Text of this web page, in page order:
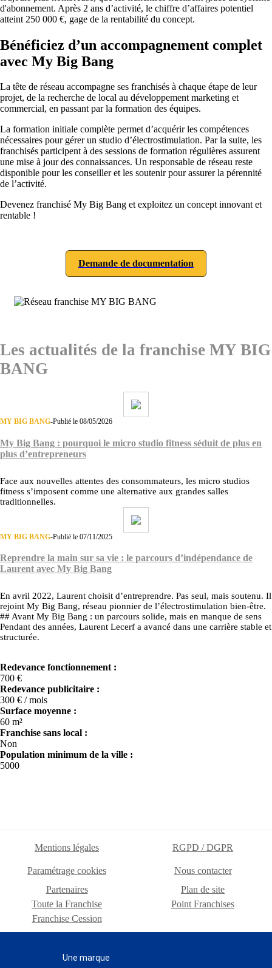
d'abonnement. Après 2 ans d’activité, le chiffre d’affaires potentiel
atteint 250 000 €, gage de la rentabilité du concept.
Bénéficiez d’un accompagnement complet
avec My Big Bang
La tête de réseau accompagne ses franchisés à chaque étape de leur
projet, de la recherche de local au développement marketing et
commercial, en passant par la formation des équipes.
La formation initiale complète permet d’acquérir les compétences
nécessaires pour gérer un studio d’électrostimulation. Par la suite, les
franchisés participent à des sessions de formation régulières assurent
une mise à jour des connaissances. Un responsable de réseau reste
disponible pour les conseiller et les soutenir pour assurer la pérennité
de l’activité.
Devenez franchisé My Big Bang et exploitez un concept innovant et
rentable !
Demande de documentation
Les actualités de la franchise MY BIG
BANG
MY BIG BANG-Publié le 08/05/2026
My Big Bang : pourquoi le micro studio fitness séduit de plus en
plus d’entrepreneurs
Face aux nouvelles attentes des consommateurs, les micro studios
fitness s’imposent comme une alternative aux grandes salles
traditionnelles.
MY BIG BANG-Publié le 07/11/2025
Reprendre la main sur sa vie : le parcours d’indépendance de
Laurent avec My Big Bang
En avril 2022, Laurent choisit d’entreprendre. Pas seul, mais soutenu. Il
rejoint My Big Bang, réseau pionnier de l’électrostimulation bien-être.
## Avant My Big Bang : un parcours solide, mais en manque de sens
Pendant des années, Laurent Lecerf a avancé dans une carrière stable et
structurée.
Redevance fonctionnement :
700 €
Redevance publicitaire :
300 € / mois
Surface moyenne :
60 m²
Franchise sans local :
Non
Population minimum de la ville :
5000
Mentions légales RGPD / DGPR
Paramétrage cookies
Nous contacter
Partenaires
Plan de site
Toute la Franchise
Point Franchises
Franchise Cession
Une marque